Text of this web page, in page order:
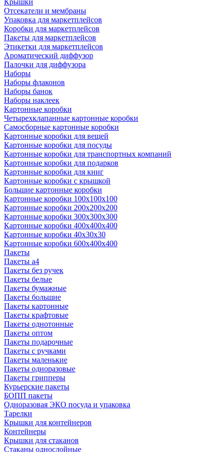
Крышки
Отсекатели и мембраны
Упаковка для маркетплейсов
Коробки для маркетплейсов
Пакеты для маркетплейсов
Этикетки для маркетплейсов
Ароматический диффузор
Палочки для диффузора
Наборы
Наборы флаконов
Наборы банок
Наборы наклеек
Картонные коробки
Четырехклапанные картонные коробки
Самосборные картонные коробки
Картонные коробки для вещей
Картонные коробки для посуды
Картонные коробки для транспортных компаний
Картонные коробки для подарков
Картонные коробки для книг
Картонные коробки с крышкой
Большие картонные коробки
Картонные коробки 100x100x100
Картонные коробки 200x200x200
Картонные коробки 300x300x300
Картонные коробки 400x400x400
Картонные коробки 40x30x30
Картонные коробки 600x400x400
Пакеты
Пакеты а4
Пакеты без ручек
Пакеты белые
Пакеты бумажные
Пакеты большие
Пакеты картонные
Пакеты крафтовые
Пакеты однотонные
Пакеты оптом
Пакеты подарочные
Пакеты с ручками
Пакеты маленькие
Пакеты одноразовые
Пакеты грипперы
Курьерские пакеты
БОПП пакеты
Одноразовая ЭКО посуда и упаковка
Тарелки
Крышки для контейнеров
Контейнеры
Крышки для стаканов
Стаканы однослойные